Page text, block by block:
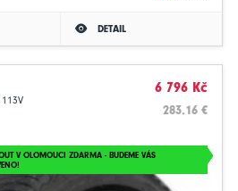
DETAIL
113V
6 796 Kč
283.16 €
V OLOMOUCI ZDARMA - BUDEME VÁS